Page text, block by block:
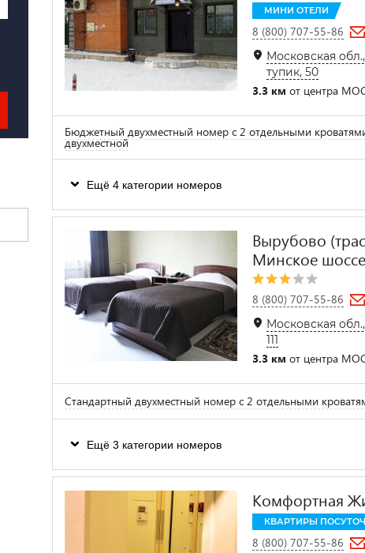
МИНИ ОТЕЛИ
8 (800) 707-55-86
Московская
тупик, 50
3.3 км от центра
Бюджетный двухместный номер с 2 отдельными
двухместной
Ещё 4 категории номеров
Вырубово
Минское
8 (800) 707-55-86
Московская
111
3.3 км от центра
Стандартный двухместный номер с 2 отдельными
Ещё 3 категории номеров
Комфортная
КВАРТИРЫ
8 (800) 707-55-86